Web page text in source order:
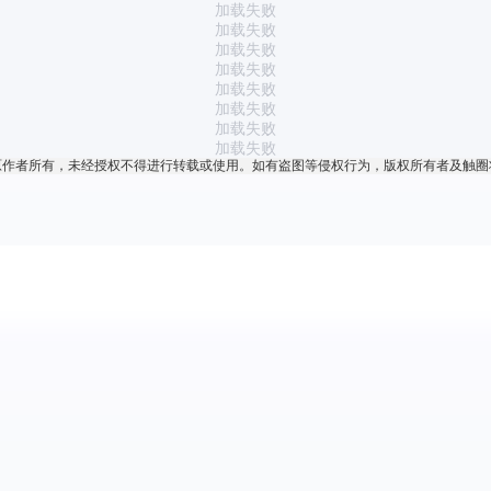
加载失败
加载失败
加载失败
加载失败
加载失败
加载失败
加载失败
加载失败
者所有，未经授权不得进行转载或使用。如有盗图等侵权行为，版权所有者及触圈